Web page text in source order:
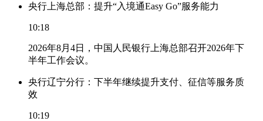
央行上海总部：提升“入境通Easy Go”服务能力
10:18
2026年8月4日，中国人民银行上海总部召开2026年下
半年工作会议。
央行辽宁分行：下半年继续提升支付、征信等服务质
效
10:19